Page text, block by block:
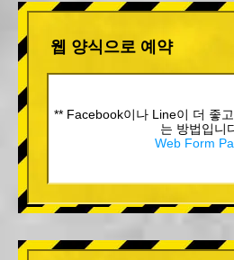
웹 양식으로 예약
** Facebook이나 Line이 더 좋
는 방법입니
Web Form